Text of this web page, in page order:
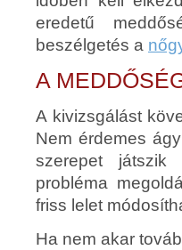
eredetű
beszélgetés a
A
A kivizsgálást
Nem érdemes
szerepet játszik
probléma
friss lelet
Ha nem akar